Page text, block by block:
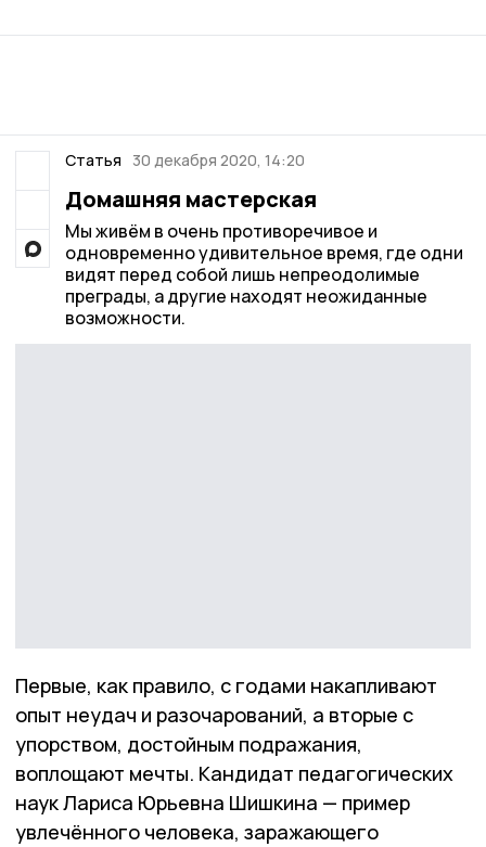
Статья 30 декабря 2020, 14:20
Домашняя мастерская
Мы живём в очень противоречивое и
одновременно удивительное время, где одни
видят перед собой лишь непреодолимые
преграды, а другие находят неожиданные
возможности.
Первые, как правило, с годами накапливают
опыт неудач и разочарований, а вторые с
упорством, достойным подражания,
воплощают мечты. Кандидат педагогических
наук Лариса Юрьевна Шишкина — пример
увлечённого человека, заражающего